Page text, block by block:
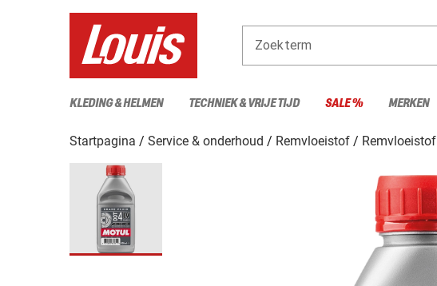
Zoekterm
KLEDING & HELMEN TECHNIEK & VRIJE TIJD SALE % MERKEN
Startpagina Service & onderhoud Remvloeistof Remvloeistof